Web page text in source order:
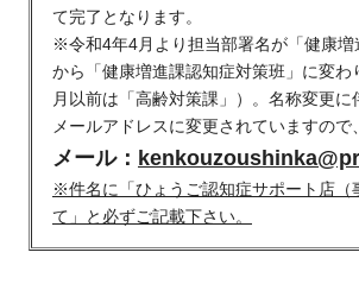
て完了となります。
※令和4年4月より担当部署名が「健康増
から「健康増進課認知症対策班」に変わ
月以前は「高齢対策課」）。名称変更
メールアドレスに変更されていますので
メール：
※件名に「ひょうご認知症サポート店（
て」と必ずご記載下さい。